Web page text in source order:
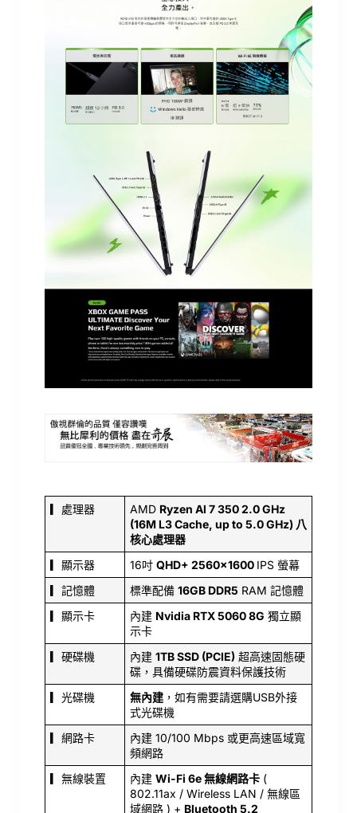
▎處理器 AMD Ryzen Al 7 350 2.0 GHz
(16M L3 Cache, up to 5.0 GHz) 八
核心處理器
▎顯示器
16吋 QHD+ 2560x1600 IPS 螢幕
▎記憶體
標準配備 16GB DDR5 RAM 記憶體
▎顯示卡
內建 Nvidia RTX 5060 8G 獨立顯
示卡
▎硬碟機
內建 1TB SSD (PCIE) 超高速固態硬
碟，具備硬碟防震資料保護技術
▎光碟機
無內建 ，如有需要請選購USB外接
式光碟機
▎網路卡
內建 10/100 Mbps 或更高速區域寬
頻網路
▎無線裝置
內建 Wi-Fi 6e 無線網路卡 (
802.11ax / Wireless LAN / 無線區
域網路 ) + Bluetooth 5.2